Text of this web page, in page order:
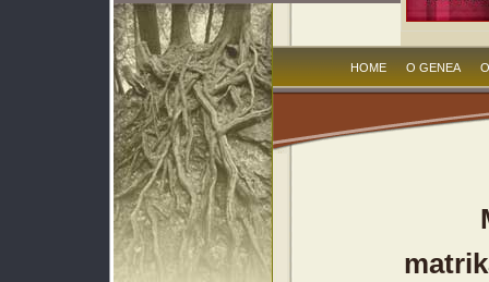
HOME O GENEA